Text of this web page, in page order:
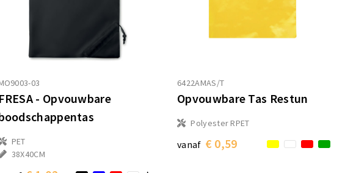
03
FRESA - Opvouwbare
PET
38X40CM
6422AMAS/T
Opvouwbare Tas Restun
Polyester RPET
vanaf € 0,59